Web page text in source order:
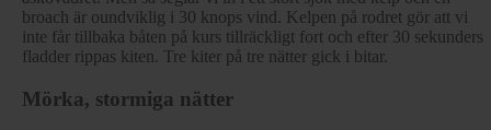
broach är oundviklig i 30 knops vind. Kelpen på rodret gör att vi
inte får tillbaka båten på kurs tillräckligt fort och efter 30 sekunders
fladder rippas kiten. Tre kiter på tre nätter gick i bitar.
Mörka, stormiga nätter